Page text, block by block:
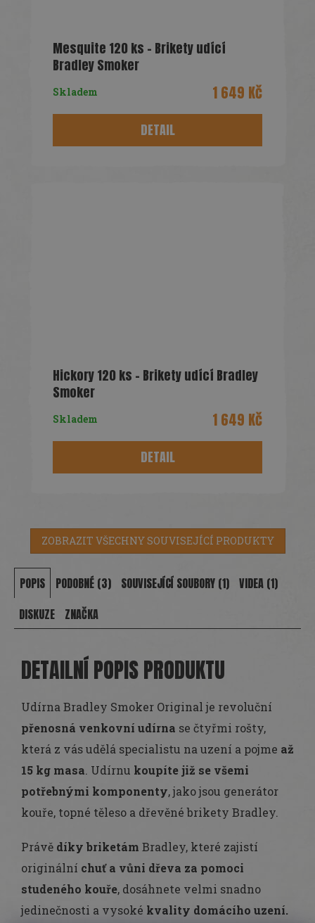
Mesquite 120 ks - Brikety udící
Bradley Smoker
Skladem 1 649 Kč
DETAIL
Hickory 120 ks - Brikety udící Bradley
Smoker
Skladem 1 649 Kč
DETAIL
ZOBRAZIT VŠECHNY SOUVISEJÍCÍ PRODUKTY
POPIS PODOBNÉ (3) SOUVISEJÍCÍ SOUBORY (1) VIDEA (1)
DISKUZE
ZNAČKA
DETAILNÍ POPIS PRODUKTU
Udírna Bradley Smoker Original je revoluční
přenosná venkovní udírna se čtyřmi rošty,
která z vás udělá specialistu na uzení a pojme až
15 kg masa. Udírnu koupíte již se všemi
potřebnými komponenty, jako jsou generátor
kouře, topné těleso a dřevěné brikety Bradley.
Právě díky briketám Bradley, které zajistí
originální chuť a vůni dřeva za pomoci
studeného kouře, dosáhnete velmi snadno
jedinečnosti a vysoké kvality domácího uzení.